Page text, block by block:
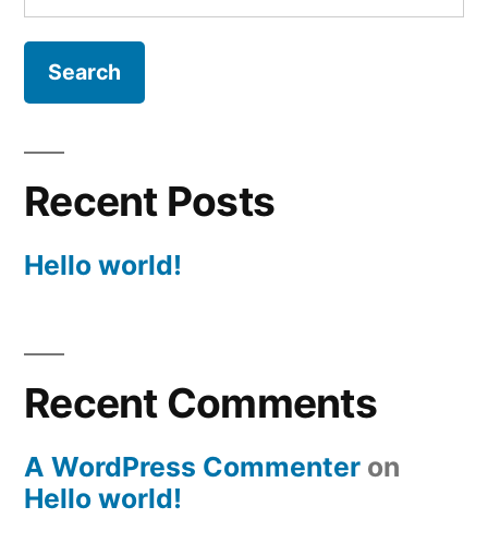
for:
Recent Posts
Hello world!
Recent Comments
A WordPress Commenter on
Hello world!